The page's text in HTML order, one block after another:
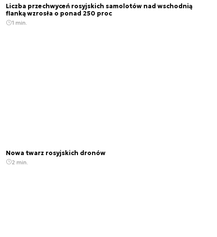
Liczba przechwyceń rosyjskich samolotów nad wschodnią
flanką wzrosła o ponad 250 proc
1 min.
Nowa twarz rosyjskich dronów
2 min.